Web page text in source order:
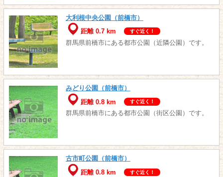
大利根中央公園（前橋市）
距離 0.7 km
すぐ近く！
群馬県前橋市にある都市公園（近隣公園）です。
みどり公園（前橋市）
距離 0.8 km
すぐ近く！
群馬県前橋市にある都市公園（街区公園）です。
古市町公園（前橋市）
距離 0.8 km
すぐ近く！